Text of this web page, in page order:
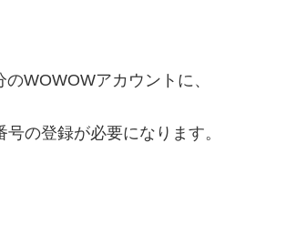
WOWOWアカウントに、
号の登録が必要になります。